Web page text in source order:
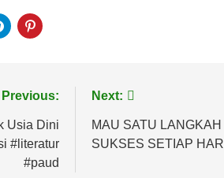
Previous:
Usia Dini
#literatur
#paud
Next:
MAU SATU LANGKAH
SUKSES SETIAP